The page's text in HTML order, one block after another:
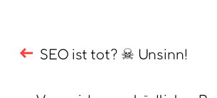
SEO ist tot? ☠ Unsinn!